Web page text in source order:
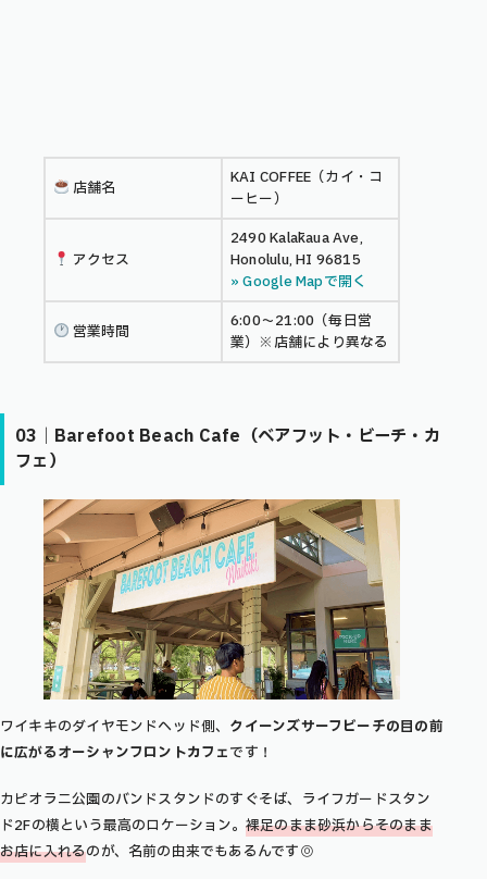
店舗名
KAI COFFEE（カイ・コ
ーヒー）
アクセス
2490 Kalākaua Ave,
Honolulu, HI 96815
» Google Mapで開く
営業時間
6:00〜21:00（毎日営
業）※店舗により異なる
03｜Barefoot Beach Cafe（ベアフット・ビーチ・カ
フェ）
ワイキキのダイヤモンドヘッド側、 クイーンズサーフビーチの目の前
に広がるオーシャンフロントカフェです！
カピオラニ公園のバンドスタンドのすぐそば、ライフガードスタン
ド2Fの横という最高のロケーション。 裸足のまま砂浜からそのまま
お店に入れるのが、名前の由来でもあるんです◎